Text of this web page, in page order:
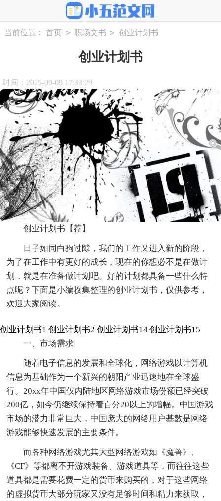
当前位置： 首页 > 职场文书 > 创业计划书
创业计划书
时间：2025-09-09 17:33:29
创业计划书【荐】
日子如同白驹过隙，我们的工作又进入新的阶段，
为了在工作中有更好的成长，现在的你想必不是在做计
划，就是在准备做计划吧。好的计划都具备一些什么特
点呢？下面是小编收集整理的创业计划书，仅供参考，
欢迎大家阅读。
创业计划书1
一、市场需求
随着电子信息的发展和全球化，网络游戏以计算机
信息为基础作为一个新兴的朝阳产业迅速地在全球盛
行。20xx年中国仅内陆地区网络游戏市场份额已经突破
200亿，如今仍继续保持着百分20以上的增幅。中国游戏
市场的潜力非常巨大，中国庞大的网络用户基数是网络
游戏能够快速发展的主要条件。
而各种网络游戏尤其大型网络游戏如《魔兽》、
《CF》等都离不开游戏装备、游戏道具等，而往往这些
道具都是需要花费一定的货币来购买的，对于这些网络
的虚拟货币大部分玩家又没有足够时间和精力来获取，
创业计划书2 创业计划书14 创业计划书15